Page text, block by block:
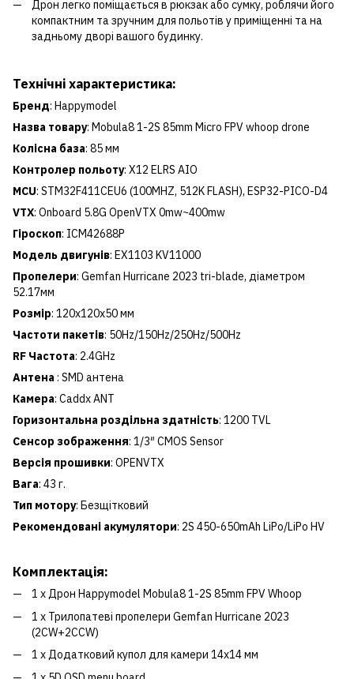
Дрон легко поміщається в рюкзак або сумку, роблячи його
компактним та зручним для польотів у приміщенні та на
задньому дворі вашого будинку.
Технічні характеристика:
Бренд: Happymodel
Назва товару: Mobula8 1-2S 85mm Micro FPV whoop drone
Колісна база: 85 мм
Контролер польоту: X12 ELRS AIO
MCU: STM32F411CEU6 (100MHZ, 512K FLASH), ESP32-PICO-D4
VTX: Onboard 5.8G OpenVTX 0mw~400mw
Гіроскоп: ICM42688P
Модель двигунів: EX1103 KV11000
Пропелери: Gemfan Hurricane 2023 tri-blade, діаметром
52.17мм
Розмір: 120x120x50 мм
Частоти пакетів: 50Hz/150Hz/250Hz/500Hz
RF Частота: 2.4GHz
Антена : SMD антена
Камера: Caddx ANT
Горизонтальна роздільна здатність: 1200 TVL
Сенсор зображення: 1/3″ CMOS Sensor
Версія прошивки: OPENVTX
Вага: 43 г.
Тип мотору: Безщітковий
Рекомендовані акумулятори: 2S 450-650mAh LiPo/LiPo HV
Комплектація:
1 x Дрон Happymodel Mobula8 1-2S 85mm FPV Whoop
1 x Трилопатеві пропелери Gemfan Hurricane 2023
(2CW+2CCW)
1 x Додатковий купол для камери 14x14 мм